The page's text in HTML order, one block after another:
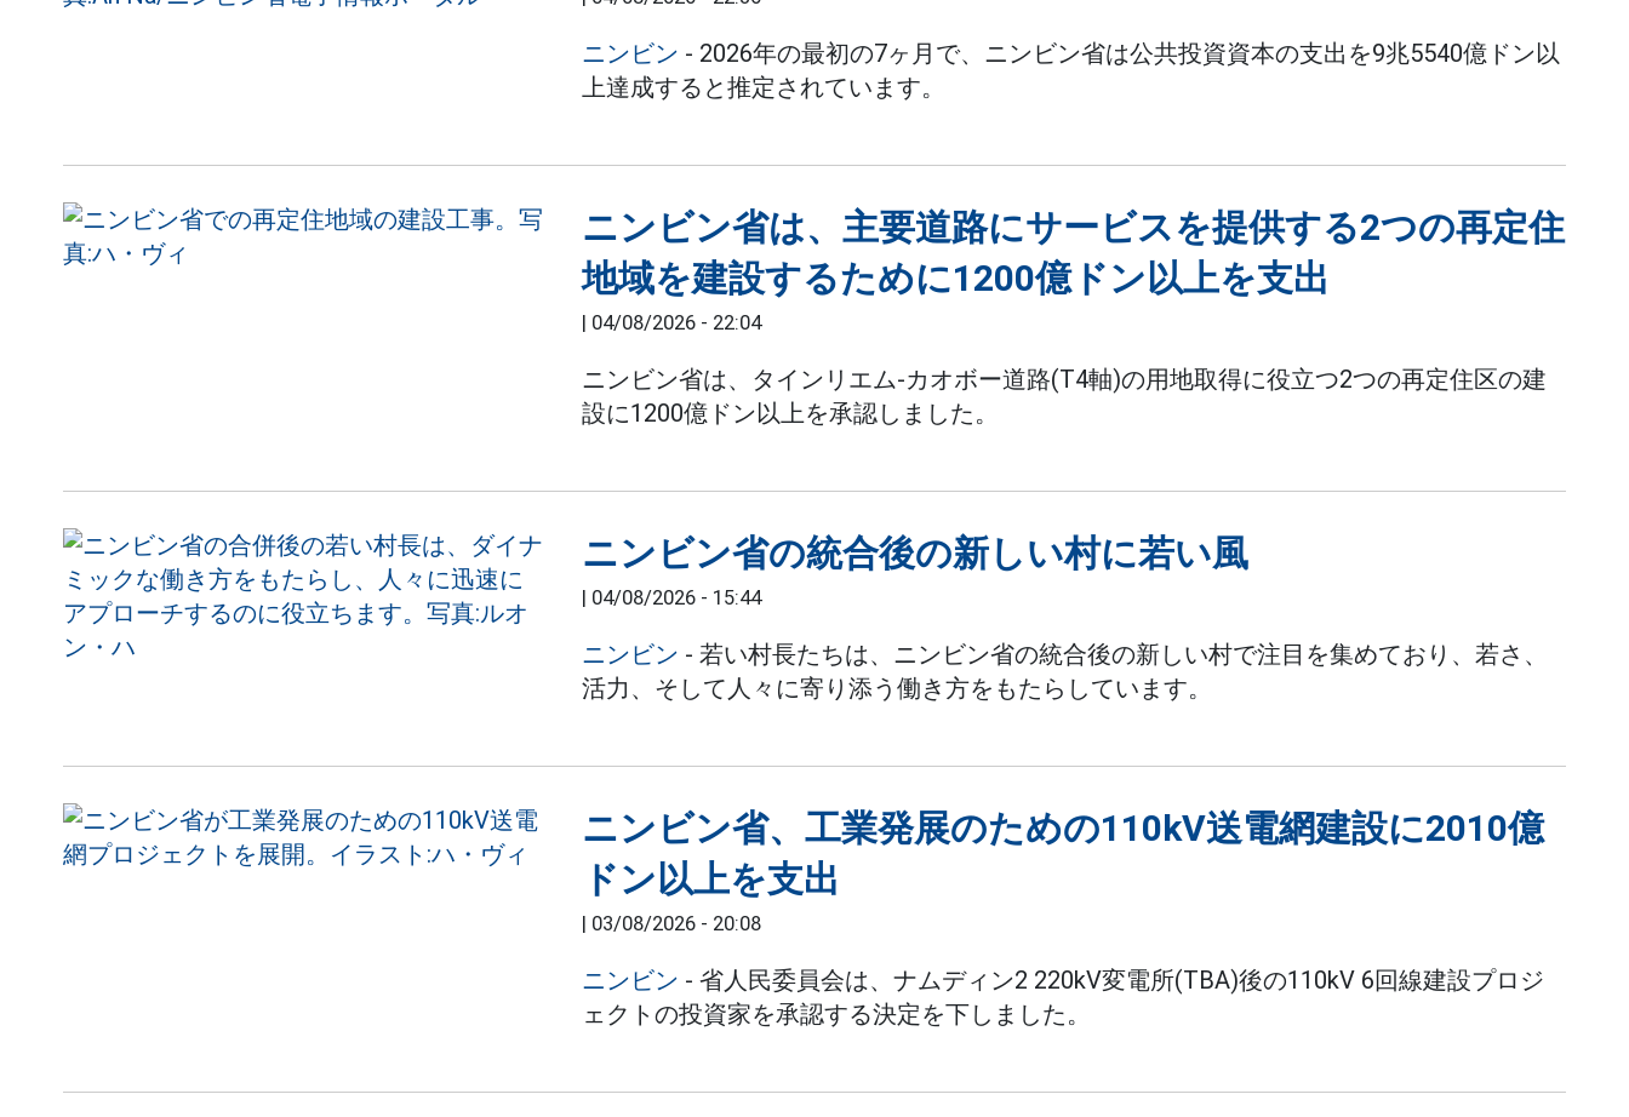
ニンビン - 2026年の最初の7ヶ月で、ニンビン省は公共投資資本の支出を9兆5540億ドン以
上達成すると推定されています。
ニンビン省は、主要道路にサービスを提供する2つの再定住
地域を建設するために1200億ドン以上を支出
| 04/08/2026 - 22:04
ニンビン省は、タインリエム-カオボー道路(T4軸)の用地取得に役立つ2つの再定住区の建
設に1200億ドン以上を承認しました。
ニンビン省の統合後の新しい村に若い風
| 04/08/2026 - 15:44
ニンビン - 若い村長たちは、ニンビン省の統合後の新しい村で注目を集めており、若さ、
活力、そして人々に寄り添う働き方をもたらしています。
ニンビン省、工業発展のための110kV送電網建設に2010億
ドン以上を支出
| 03/08/2026 - 20:08
ニンビン - 省人民委員会は、ナムディン2 220kV変電所(TBA)後の110kV 6回線建設プロジ
ェクトの投資家を承認する決定を下しました。